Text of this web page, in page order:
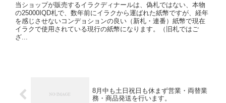
当ショップが販売するイラクディナールは、偽札ではない、本物
の25000IQD札で、数年前にイラクから運ばれた紙幣ですが、経年
を感じさせないコンデョションの良い（新札・連番）紙幣で現在
イラクで使用されている現行の紙幣になります。（旧札ではご
ざ...
8月中も土日祝日も休まず営業・両替業
務・商品発送を行います。